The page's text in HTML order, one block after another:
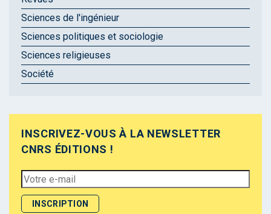
Sciences de l'ingénieur
Sciences politiques et sociologie
Sciences religieuses
Société
INSCRIVEZ-VOUS À LA NEWSLETTER
CNRS ÉDITIONS !